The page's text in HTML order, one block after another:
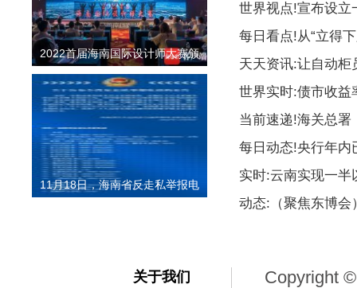
2022首届海南国际设计师大赛颁
11月18日，海南省反走私举报电
世界视点!宣布设立
每日看点!从“立得
天天资讯:让自动柜
世界实时:债市收益
当前速递!海关总署
每日动态!央行年内
实时:云南实现一半
动态:（聚焦东博会
关于我们 Copyright